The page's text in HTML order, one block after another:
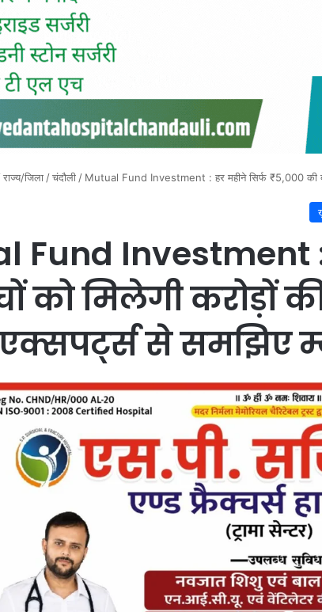
राज्य/जिला / चंदौली / Mutual Fund Investment : हर महीने सिर्फ ₹5,000 की
Fund Investment
को मिलेगी करोड़ों
से समझिए